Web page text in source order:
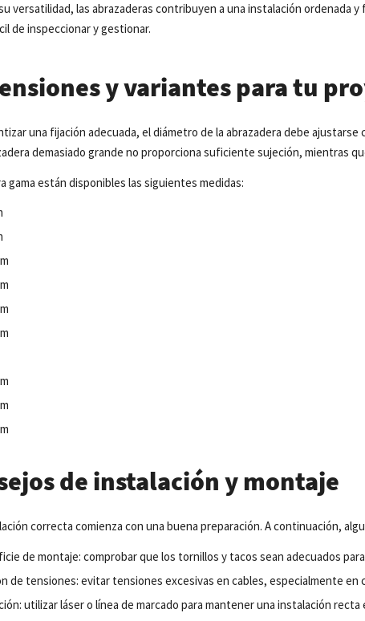
versatilidad, las abrazaderas contribuyen a una instalación ordenada
de inspeccionar y gestionar.
y variantes para tu
una fijación adecuada,eldiámetro de laabrazadera debe ajustarse
demasiado grande noproporciona suficiente sujeción,mientras
gama están disponibles las siguientes medidas:
de instalación y montaje
correcta comienza con unabuena preparación. Acontinuación,
demontaje: comprobarque los tornillos y tacossean adecuados
de tensiones: evitar tensiones excesivas en cables, especialmente en
: utilizarláserolínea demarcado para mantener unainstalación recta